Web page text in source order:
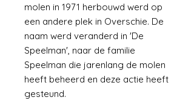
molen in 1971 herbouwd werd op
een andere plek in Overschie. De
naam werd veranderd in 'De
Speelman', naar de familie
Speelman die jarenlang de molen
heeft beheerd en deze actie heeft
gesteund.